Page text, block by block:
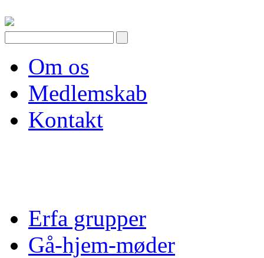
to
content
Om os
Medlemskab
Kontakt
Erfa grupper
Gå-hjem-møder